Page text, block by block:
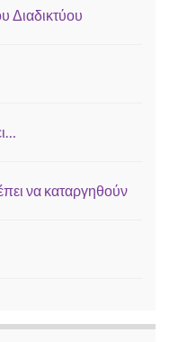
Διαδικτύου
να καταργηθούν